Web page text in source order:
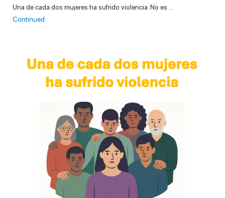
Una de cada dos mujeres ha sufrido violencia. No es …
Continued